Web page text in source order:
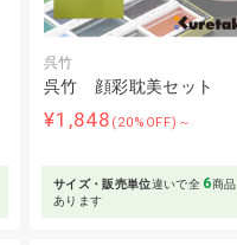
呉竹
呉竹 顔彩耽美セット
¥1,848 (20%OFF)～
サイズ・販売単位違いで全 6商品
あります